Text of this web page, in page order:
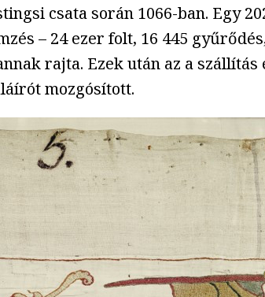
csata során 1066-ban. Egy
– 24 ezer folt, 16 445
rajta. Ezek után az a
mozgósított.